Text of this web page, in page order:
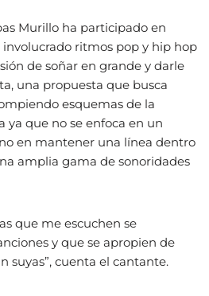
Murillo ha participado en
ritmos pop y hip hop
de soñar en grande y darle
una propuesta que busca
esquemas de la
ya que no se enfoca en un
en mantener una línea dentro
amplia gama de sonoridades
que me escuchen se
y que se apropien de
suyas”, cuenta el cantante.